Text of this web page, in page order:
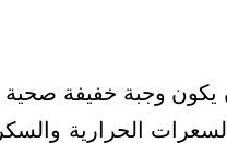
وجبة خفيفة صحية
الحرارية